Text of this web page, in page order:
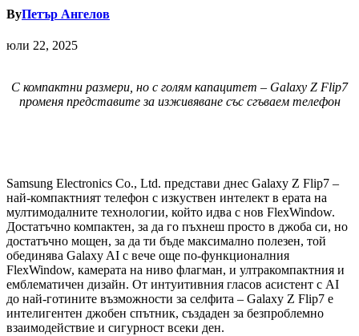
ByПетър Ангелов
юли 22, 2025
С компактни размери, но с голям капацитет – Galaxy Z Flip7
променя представите за изживяване със сгъваем телефон
Samsung Electronics Co., Ltd. представи днес Galaxy Z Flip7 –
най-компактният телефон с изкуствен интелект в ерата на
мултимодалните технологии, който идва с нов FlexWindow.
Достатъчно компактен, за да го пъхнеш просто в джоба си, но
достатъчно мощен, за да ти бъде максимално полезен, той
обединява Galaxy AI с вече още по-функционалния
FlexWindow, камерата на ниво флагман, и ултракомпактния и
емблематичен дизайн. От интуитивния гласов асистент с AI
до най-готините възможности за селфита – Galaxy Z Flip7 е
интелигентен джобен спътник, създаден за безпроблемно
взаимодействие и сигурност всеки ден.